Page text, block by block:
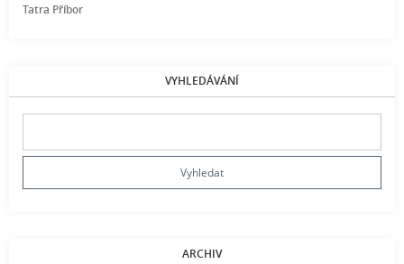
Tatra Příbor
VYHLEDÁVÁNÍ
ARCHIV